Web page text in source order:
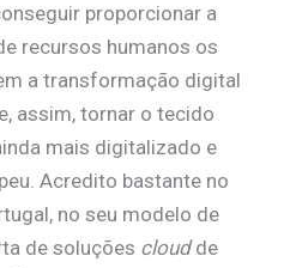
proporcionar a
recursos humanos os
a transformação digital
assim, tornar o tecido
mais digitalizado e
Acredito bastante no
no seu modelo de
de soluções cloudde